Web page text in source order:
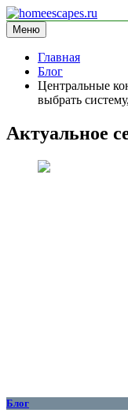
Перейти
к
содержимому
homeescapes.ru
информационный сайт
Меню
Главная
Блог
Центральные
выбрать
Актуальное
Блог